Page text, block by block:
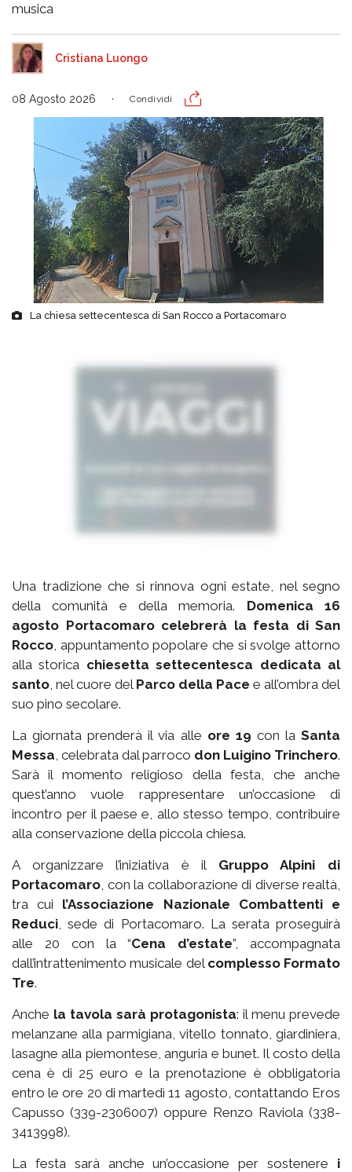
musica
Cristiana Luongo
08 Agosto 2026 Condividi
La chiesa settecentesca di San Rocco a Portacomaro
Una tradizione che si rinnova ogni estate, nel segno
della comunità e della memoria. Domenica 16
agosto Portacomaro celebrerà la festa di San
Rocco , appuntamento popolare che si svolge attorno
alla storica chiesetta settecentesca dedicata al
santo , nel cuore del Parco della Pace e all’ombra del
suo pino secolare.
La giornata prenderà il via alle ore 19 con laSanta
Messa , celebrata dal parroco don Luigino Trinchero.
Sarà il momento religioso della festa, che anche
quest’anno vuole rappresentare un’occasione di
incontro per il paese e, allo stesso tempo, contribuire
alla conservazione della piccola chiesa.
A organizzare l’iniziativa è il Gruppo Alpini di
Portacomaro , con la collaborazione di diverse realtà,
tra cui l’Associazione Nazionale Combattenti e
Reduci , sede di Portacomaro. La serata proseguirà
alle 20 con la “Cena d’estate”, accompagnata
dall’intrattenimento musicale del complesso Formato
Tre.
Anche la tavola sarà protagonista: il menu prevede
melanzane alla parmigiana, vitello tonnato, giardiniera,
lasagne alla piemontese, anguria e bunet. Il costo della
cena è di 25 euro e la prenotazione è obbligatoria
entro le ore 20 di martedì 11 agosto, contattando Eros
Capusso (339-2306007) oppure Renzo Raviola (338-
3413998).
La festa sarà anche un’occasione per sostenere i